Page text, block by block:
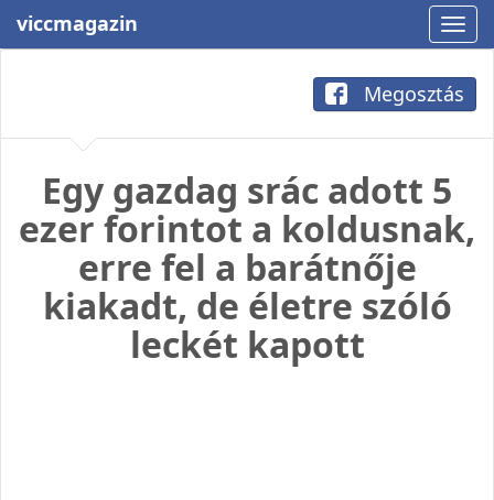
viccmagazin
Megosztás
Egy gazdag srác adott 5
ezer forintot a koldusnak,
erre fel a barátnője
kiakadt, de életre szóló
leckét kapott